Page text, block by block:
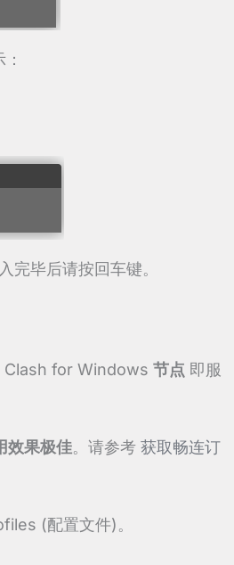
完毕后请按回车键。
Clash for Windows 节点 即服
效果极佳。请参考 获取畅连订
(配置文件)。